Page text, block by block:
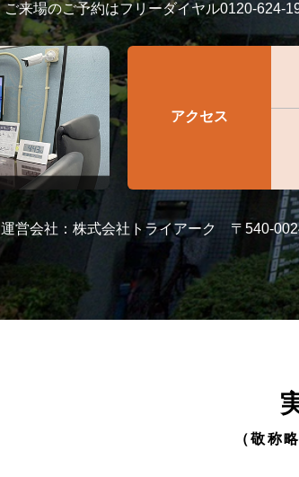
ご来場のご予約はフリーダイヤル0120-624-
アクセス
運営会社：株式会社トライアーク 〒540-
（敬称